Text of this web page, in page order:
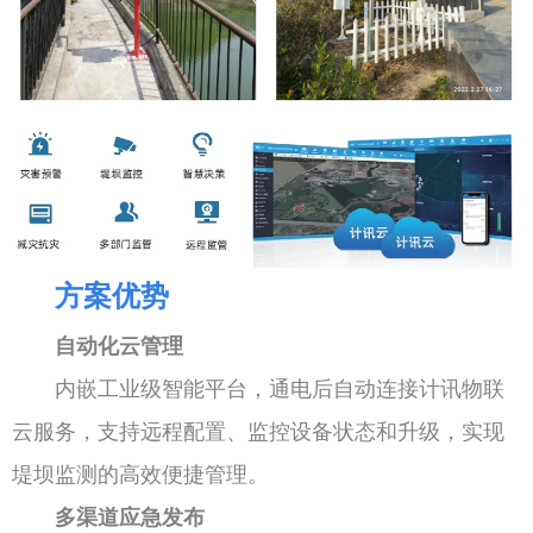
方案优势
自动化云管理
内嵌工业级智能平台，通电后自动连接计讯物联
云服务，支持远程配置、监控设备状态和升级，实现
堤坝监测的高效便捷管理。
多渠道应急发布